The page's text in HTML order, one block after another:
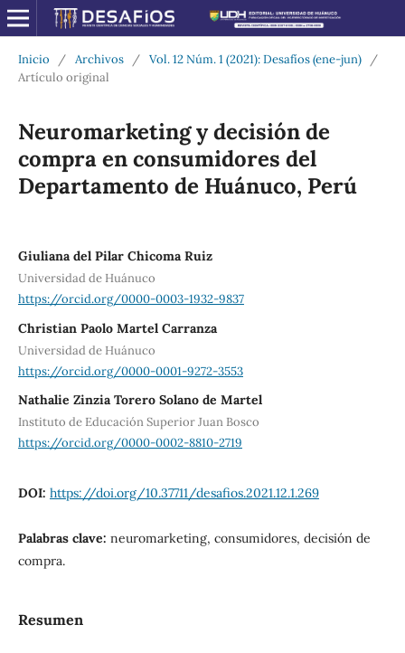
Inicio / Archivos / Vol. 12 Núm. 1 (2021): Desafíos (ene-jun)
/
Artículo original
Neuromarketing y decisión de
compra en consumidores del
Departamento de Huánuco, Perú
Giuliana del Pilar Chicoma Ruiz
Universidad de Huánuco
https://orcid.org/0000-0003-1932-9837
Christian Paolo Martel Carranza
Universidad de Huánuco
https://orcid.org/0000-0001-9272-3553
Nathalie Zinzia Torero Solano de Martel
Instituto de Educación Superior Juan Bosco
https://orcid.org/0000-0002-8810-2719
DOI: https://doi.org/10.37711/desafios.2021.12.1.269
Palabras clave: neuromarketing, consumidores, decisión de
compra.
Resumen